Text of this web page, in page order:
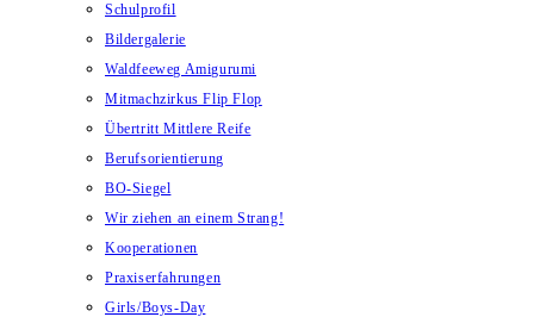
Schulprofil
Bildergalerie
Waldfeeweg Amigurumi
Mitmachzirkus Flip Flop
Übertritt Mittlere Reife
Berufsorientierung
BO-Siegel
Wir ziehen an einem Strang!
Kooperationen
Praxiserfahrungen
Girls/Boys-Day